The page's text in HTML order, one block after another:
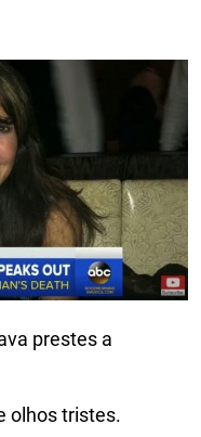
prestes a
olhos tristes.